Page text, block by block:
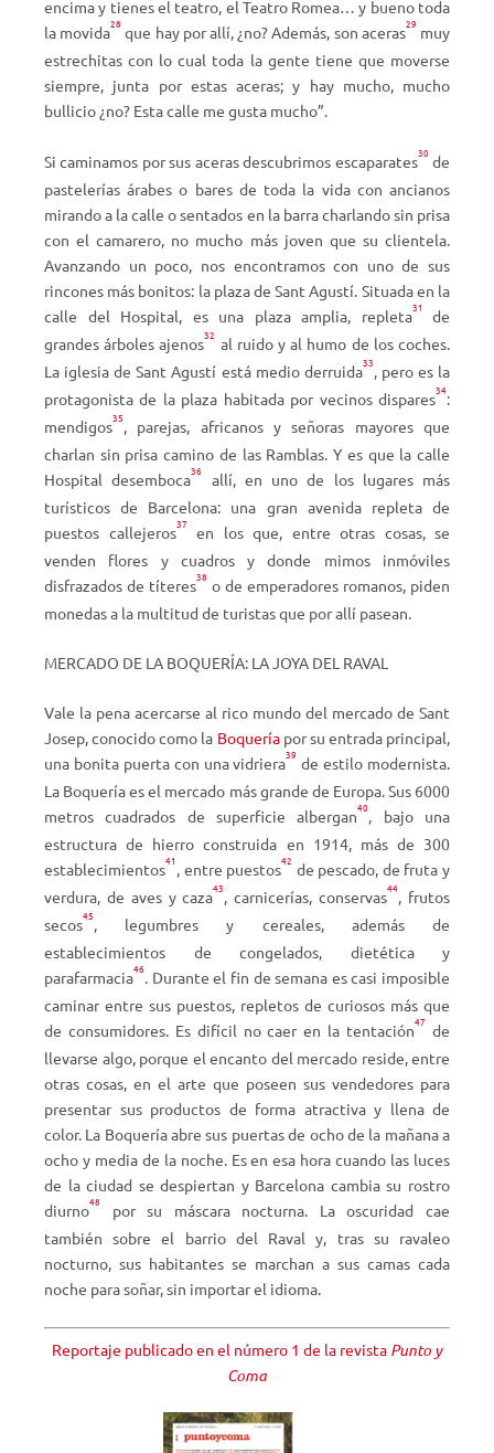
encima y tienes el teatro, el Teatro Romea… y bueno toda
la movida28 que hay por allí, ¿no? Además, son aceras29 muy
estrechitas con lo cual toda la gente tiene que moverse
siempre, junta por estas aceras; y hay mucho, mucho
bullicio ¿no? Esta calle me gusta mucho”.
Si caminamos por sus aceras descubrimos escaparates30 de
pastelerías árabes o bares de toda la vida con ancianos
mirando a la calle o sentados en la barra charlando sin prisa
con el camarero, no mucho más joven que su clientela.
Avanzando un poco, nos encontramos con uno de sus
rincones más bonitos: la plaza de Sant Agustí. Situada en la
calle del Hospital, es una plaza amplia, repleta31 de
grandes árboles ajenos32 al ruido y al humo de los coches.
La iglesia de Sant Agustí está medio derruida33, pero es la
protagonista de la plaza habitada por vecinos dispares34:
mendigos35, parejas, africanos y señoras mayores que
charlan sin prisa camino de las Ramblas. Y es que la calle
Hospital desemboca36
allí, en uno de los lugares más
turísticos de Barcelona: una gran avenida repleta de
puestos callejeros37
en los que, entre otras cosas, se
venden flores y cuadros y donde mimos inmóviles
disfrazados de títeres38 o de emperadores romanos, piden
monedas a la multitud de turistas que por allí pasean.
MERCADO DE LA BOQUERÍA: LA JOYA DEL RAVAL
Vale la pena acercarse al rico mundo del mercado de Sant
Josep, conocido como la Boqueríapor su entrada principal,
una bonita puerta con una vidriera39 de estilo modernista.
La Boquería es el mercado más grande de Europa. Sus 6000
metros cuadrados de superficie albergan40, bajo una
estructura de hierro construida en 1914, más de 300
establecimientos41 , entre puestos42 de pescado, de fruta y
verdura, de aves y caza43, carnicerías, conservas44, frutos
secos45, legumbres y cereales, además de
establecimientos de congelados, dietética y
parafarmacia46. Durante el fin de semana es casi imposible
caminar entre sus puestos, repletos de curiosos más que
de consumidores. Es difícil no caer en la tentación47 de
llevarse algo, porque el encanto del mercado reside, entre
otras cosas, en el arte que poseen sus vendedores para
presentar sus productos de forma atractiva y llena de
color. La Boquería abre sus puertas de ocho de la mañana a
ocho y media de la noche. Es en esa hora cuando las luces
de la ciudad se despiertan y Barcelona cambia su rostro
diurno48
por su máscara nocturna. La oscuridad cae
también sobre el barrio del Raval y, tras su ravaleo
nocturno, sus habitantes se marchan a sus camas cada
noche para soñar, sin importar el idioma.
Reportaje publicado en el número 1 de la revista Punto y
Coma